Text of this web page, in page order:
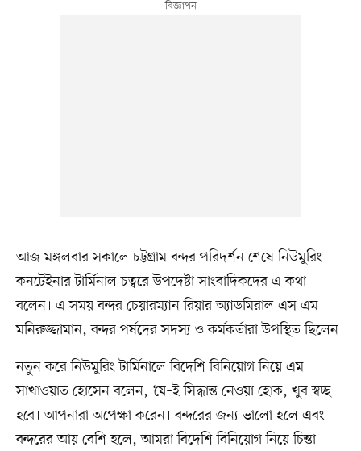
আজ মঙ্গলবার সকালে চট্টগ্রাম বন্দর পরিদর্শন শেষে নিউমুরিং
কনটেইনার টার্মিনাল চত্বরে উপদেষ্টা সাংবাদিকদের এ কথা
বলেন। এ সময় বন্দর চেয়ারম্যান রিয়ার অ্যাডমিরাল এস এম
মনিরুজ্জামান, বন্দর পর্ষদের সদস্য ও কর্মকর্তারা উপস্থিত ছিলেন।
নতুন করে নিউমুরিং টার্মিনালে বিদেশি বিনিয়োগ নিয়ে এম
সাখাওয়াত হোসেন বলেন, ‘যে–ই সিদ্ধান্ত নেওয়া হোক, খুব স্বচ্ছ
হবে। আপনারা অপেক্ষা করেন। বন্দরের জন্য ভালো হলে এবং
বন্দরের আয় বেশি হলে, আমরা বিদেশি বিনিয়োগ নিয়ে চিন্তা